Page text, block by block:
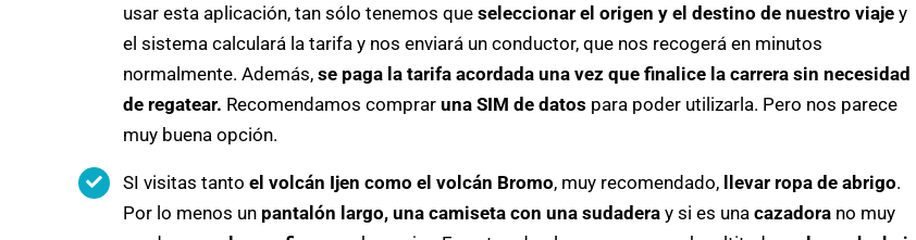
usar esta aplicación, tan sólo tenemos que seleccionar el origen y el destino de nuestro viajey
el sistema calculará la tarifa y nos enviará un conductor, que nos recogerá en minutos
normalmente. Además, se paga la tarifa acordada una vez que finalice la carrera sin necesidad
de regatear. Recomendamos comprar una SIM de datos para poder utilizarla. Pero nos parece
muy buena opción.
SI visitas tanto el volcán Ijen como el volcán Bromo, muy recomendado, llevar ropa de abrigo.
Por lo menos un pantalón largo, una camiseta con una sudaderay si es una cazadorano muy